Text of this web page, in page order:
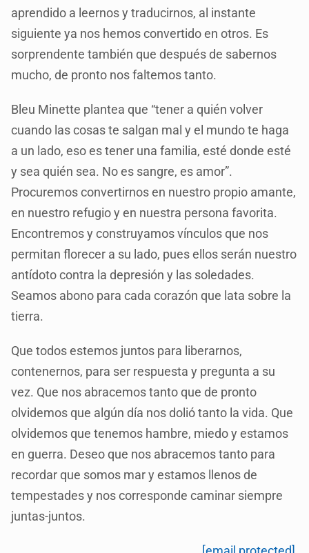
aprendido a leernos y traducirnos, al instante
siguiente ya nos hemos convertido en otros. Es
sorprendente también que después de sabernos
mucho, de pronto nos faltemos tanto.
Bleu Minette plantea que “tener a quién volver
cuando las cosas te salgan mal y el mundo te haga
a un lado, eso es tener una familia, esté donde esté
y sea quién sea. No es sangre, es amor”.
Procuremos convertirnos en nuestro propio amante,
en nuestro refugio y en nuestra persona favorita.
Encontremos y construyamos vínculos que nos
permitan florecer a su lado, pues ellos serán nuestro
antídoto contra la depresión y las soledades.
Seamos abono para cada corazón que lata sobre la
tierra.
Que todos estemos juntos para liberarnos,
contenernos, para ser respuesta y pregunta a su
vez. Que nos abracemos tanto que de pronto
olvidemos que algún día nos dolió tanto la vida. Que
olvidemos que tenemos hambre, miedo y estamos
en guerra. Deseo que nos abracemos tanto para
recordar que somos mar y estamos llenos de
tempestades y nos corresponde caminar siempre
juntas-juntos.